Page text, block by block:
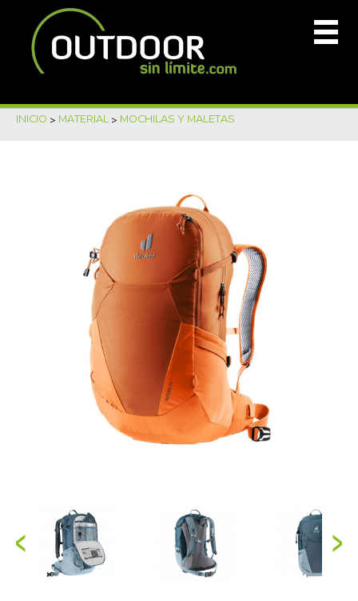
INICIO > MATERIAL > MOCHILAS Y MALETAS